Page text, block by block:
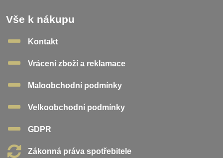
Vše k nákupu
Kontakt
Vrácení zboží a reklamace
Maloobchodní podmínky
Velkoobchodní podmínky
GDPR
Zákonná práva spotřebitele